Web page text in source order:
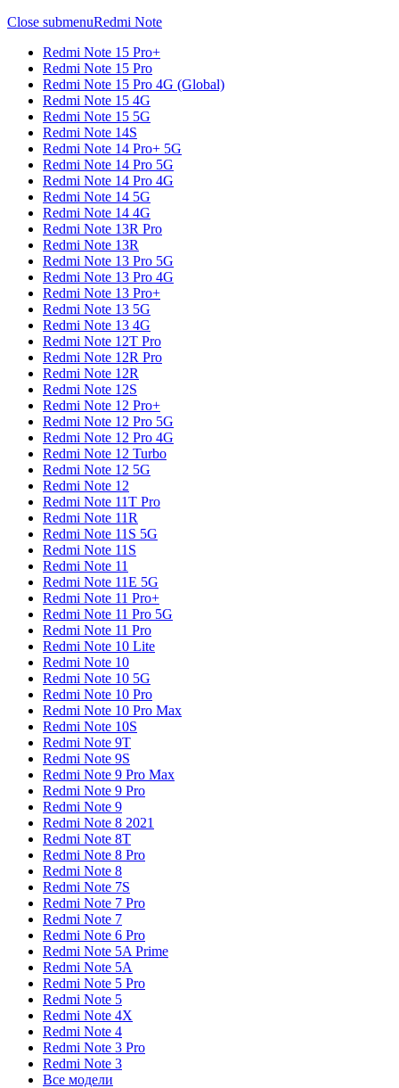
Close submenuRedmi Note
Redmi Note 15 Pro+
Redmi Note 15 Pro
Redmi Note 15 Pro 4G (Global)
Redmi Note 15 4G
Redmi Note 15 5G
Redmi Note 14S
Redmi Note 14 Pro+ 5G
Redmi Note 14 Pro 5G
Redmi Note 14 Pro 4G
Redmi Note 14 5G
Redmi Note 14 4G
Redmi Note 13R Pro
Redmi Note 13R
Redmi Note 13 Pro 5G
Redmi Note 13 Pro 4G
Redmi Note 13 Pro+
Redmi Note 13 5G
Redmi Note 13 4G
Redmi Note 12T Pro
Redmi Note 12R Pro
Redmi Note 12R
Redmi Note 12S
Redmi Note 12 Pro+
Redmi Note 12 Pro 5G
Redmi Note 12 Pro 4G
Redmi Note 12 Turbo
Redmi Note 12 5G
Redmi Note 12
Redmi Note 11T Pro
Redmi Note 11R
Redmi Note 11S 5G
Redmi Note 11S
Redmi Note 11
Redmi Note 11E 5G
Redmi Note 11 Pro+
Redmi Note 11 Pro 5G
Redmi Note 11 Pro
Redmi Note 10 Lite
Redmi Note 10
Redmi Note 10 5G
Redmi Note 10 Pro
Redmi Note 10 Pro Max
Redmi Note 10S
Redmi Note 9T
Redmi Note 9S
Redmi Note 9 Pro Max
Redmi Note 9 Pro
Redmi Note 9
Redmi Note 8 2021
Redmi Note 8T
Redmi Note 8 Pro
Redmi Note 8
Redmi Note 7S
Redmi Note 7 Pro
Redmi Note 7
Redmi Note 6 Pro
Redmi Note 5A Prime
Redmi Note 5A
Redmi Note 5 Pro
Redmi Note 5
Redmi Note 4X
Redmi Note 4
Redmi Note 3 Pro
Redmi Note 3
Все модели